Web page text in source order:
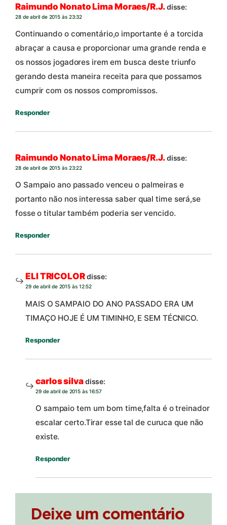
Raimundo Nonato Lima Moraes/R.J.disse:
28 de abril de 2015 às 23:32
Continuando o comentário,o importante é a torcida
abraçar a causa e proporcionar uma grande renda e
os nossos jogadores irem em busca deste triunfo
gerando desta maneira receita para que possamos
cumprir com os nossos compromissos.
Responder
Raimundo Nonato Lima Moraes/R.J.disse:
28 de abril de 2015 às 23:22
O Sampaio ano passado venceu o palmeiras e
portanto não nos interessa saber qual time será,se
fosse o titular também poderia ser vencido.
Responder
ELI TRICOLORdisse:
29 de abril de 2015 às 12:52
MAIS O SAMPAIO DO ANO PASSADO ERA UM
TIMAÇO HOJE É UM TIMINHO, E SEM TÉCNICO.
Responder
carlos silvadisse:
29 de abril de 2015 às 16:57
O sampaio tem um bom time,falta é o treinador
escalar certo.Tirar esse tal de curuca que não
existe.
Responder
Deixe um comentário